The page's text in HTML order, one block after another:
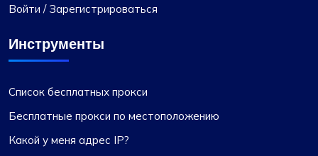
Войти / Зарегистрироваться
Инструменты
Список бесплатных прокси
Бесплатные прокси по местоположению
Какой у меня адрес IP?